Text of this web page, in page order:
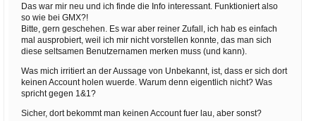
Das war mir neu und ich finde die Info interessant. Funktioniert also
so wie bei GMX?!
Bitte, gern geschehen. Es war aber reiner Zufall, ich hab es einfach
mal ausprobiert, weil ich mir nicht vorstellen konnte, das man sich
diese seltsamen Benutzernamen merken muss (und kann).
Was mich irritiert an der Aussage von Unbekannt, ist, dass er sich dort
keinen Account holen wuerde. Warum denn eigentlich nicht? Was
spricht gegen 1&1?
Sicher, dort bekommt man keinen Account fuer lau, aber sonst?